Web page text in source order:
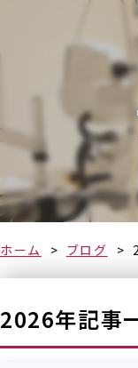
な
ホーム ブログ
2026年記事